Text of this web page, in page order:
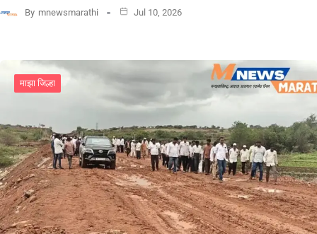
By mnewsmarathi Jul 10, 2026
माझा जिल्हा